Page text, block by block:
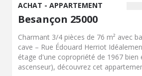
ACHAT - APPARTEMENT
Besançon 25000
Charmant 3/4 pièces de 76 m² avec
cave – Rue Édouard Herriot
étage d'une copropriété de 1967 bien
ascenseur), découvrez cet